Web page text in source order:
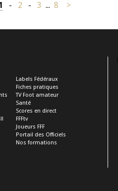
- 2 - 3 ... 8 >
Labels Fédéraux
Fiches pratiques
TV Foot amateur
Santé
Scores en direct
FFFtv
Joueurs FFF
Portail des Officiels
Nos formations